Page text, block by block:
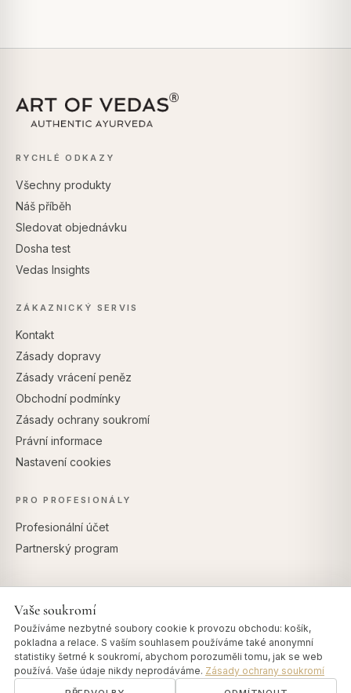
RYCHLÉ ODKAZY
Všechny produkty
Náš příběh
Sledovat objednávku
Dosha test
Vedas Insights
ZÁKAZNICKÝ SERVIS
Kontakt
Zásady dopravy
Zásady vrácení peněz
Obchodní podmínky
Zásady ochrany soukromí
Právní informace
Nastavení cookies
PRO PROFESIONÁLY
Profesionální účet
Partnerský program
Vaše soukromí
Používáme nezbytné soubory cookie k provozu obchodu: košík,
pokladna a relace. S vaším souhlasem používáme také anonymní
statistiky šetrné k soukromí, abychom porozuměli tomu, jak se web
používá. Vaše údaje nikdy neprodáváme. Zásady ochrany soukromí